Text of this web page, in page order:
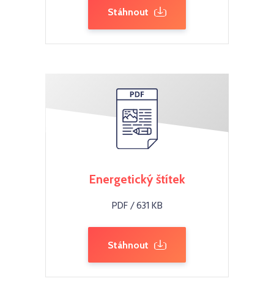
Stáhnout
Energetický štítek
PDF / 631 KB
Stáhnout